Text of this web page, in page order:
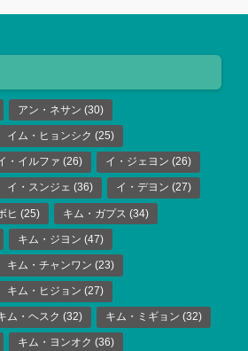
アン・ネサン (30)
イム・ヒョンシク (25)
・イルファ (26) イ・ジェヨン (26)
イ・スンジェ (36) イ・デヨン (27)
ヒ (25) キム・ガプス (34)
キム・ジヨン (47)
キム・チャンワン (23)
キム・ヒジョン (27)
ム・ヘスク (32) キム・ミギョン (32)
キム・ヨンオク (36)